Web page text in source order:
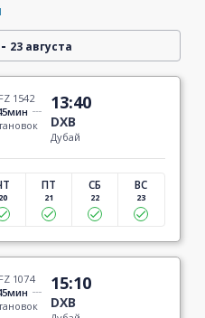
- 23 августа
1542
13:40
DXB
Дубай
20
ПТ
21
СБ
22
ВС
23
1074
15:10
DXB